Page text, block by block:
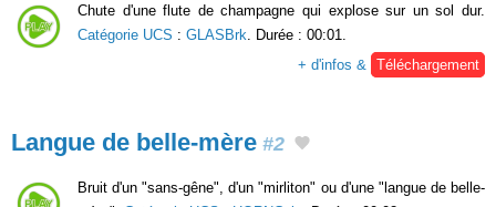
Chute d'une flute de champagne qui explose sur un sol dur.
Catégorie UCS : GLASBrk . Durée : 00:01.
+ d'infos &
Téléchargement
Langue de belle-mère #2
Bruit d'un "sans-gêne", d'un "mirliton" ou d'une "langue de belle-